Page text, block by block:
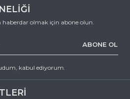
olmak için abone olun.
ABONE OL
kabul ediyorum.